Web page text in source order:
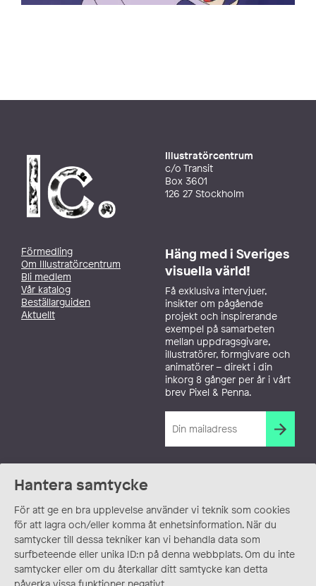
Hantera samtycke
För att ge en bra upplevelse använder vi teknik som cookies
för att lagra och/eller komma åt enhetsinformation. När du
samtycker till dessa tekniker kan vi behandla data som
surfbeteende eller unika ID:n på denna webbplats. Om du inte
samtycker eller om du återkallar ditt samtycke kan detta
Illustratörcentrum
c/o Transit
Box 3601
126 27 Stockholm
Förmedling
Om Illustratörcentrum
Bli medlem
Vår katalog
Beställarguiden
Aktuellt
Häng med i Sveriges
visuella värld!
Få exklusiva intervjuer,
insikter om pågående
projekt och inspirerande
exempel på samarbeten
mellan uppdragsgivare,
illustratörer, formgivare och
animatörer – direkt i din
inkorg 8 gånger per år i vårt
brev Pixel & Penna.